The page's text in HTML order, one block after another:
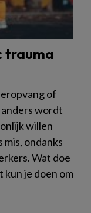
trauma
of
wordt
willen
mis, ondanks
Wat doe
kun je doen om